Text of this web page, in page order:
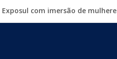
com imersão de